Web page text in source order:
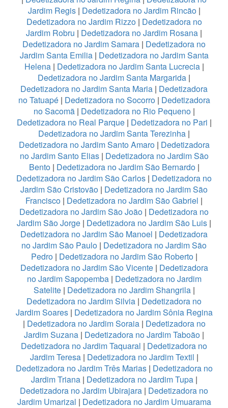
Jardim Regis| Dedetizadora no Jardim Rincão|
Dedetizadora no Jardim Rizzo| Dedetizadora no
Jardim Robru | Dedetizadora no Jardim Rosana |
Dedetizadora no Jardim Samara | Dedetizadora no
Jardim Santa Emilia| Dedetizadora no Jardim Santa
Helena| Dedetizadora no Jardim Santa Lucrecia|
Dedetizadora no Jardim Santa Margarida |
Dedetizadora no Jardim Santa Maria | Dedetizadora
no Tatuapé| Dedetizadora no Socorro| Dedetizadora
no Sacomã| Dedetizadora no Rio Pequeno|
Dedetizadora no Real Parque| Dedetizadora no Pari |
Dedetizadora no Jardim Santa Terezinha |
Dedetizadora no Jardim Santo Amaro| Dedetizadora
no Jardim Santo Elias| Dedetizadora no Jardim São
Bento| Dedetizadora no Jardim São Bernardo|
Dedetizadora no Jardim São Carlos | Dedetizadora no
Jardim São Cristovão | Dedetizadora no Jardim São
Francisco | Dedetizadora no Jardim São Gabriel |
Dedetizadora no Jardim São João | Dedetizadora no
Jardim São Jorge | Dedetizadora no Jardim São Luis |
Dedetizadora no Jardim São Manoel | Dedetizadora
no Jardim São Paulo | Dedetizadora no Jardim São
Pedro| Dedetizadora no Jardim São Roberto|
Dedetizadora no Jardim São Vicente| Dedetizadora
no Jardim Sapopemba| Dedetizadora no Jardim
Satelite| Dedetizadora no Jardim Shangrila|
Dedetizadora no Jardim Silvia | Dedetizadora no
Jardim Soares| Dedetizadora no Jardim Sônia Regina
| Dedetizadora no Jardim Soraia| Dedetizadora no
Jardim Suzana | Dedetizadora no Jardim Taboão |
Dedetizadora no Jardim Taquaral | Dedetizadora no
Jardim Teresa| Dedetizadora no Jardim Textil |
Dedetizadora no Jardim Três Marias| Dedetizadora no
Jardim Triana| Dedetizadora no Jardim Tupa|
Dedetizadora no Jardim Ubirajara | Dedetizadora no
Jardim Umarizal | Dedetizadora no Jardim Umuarama